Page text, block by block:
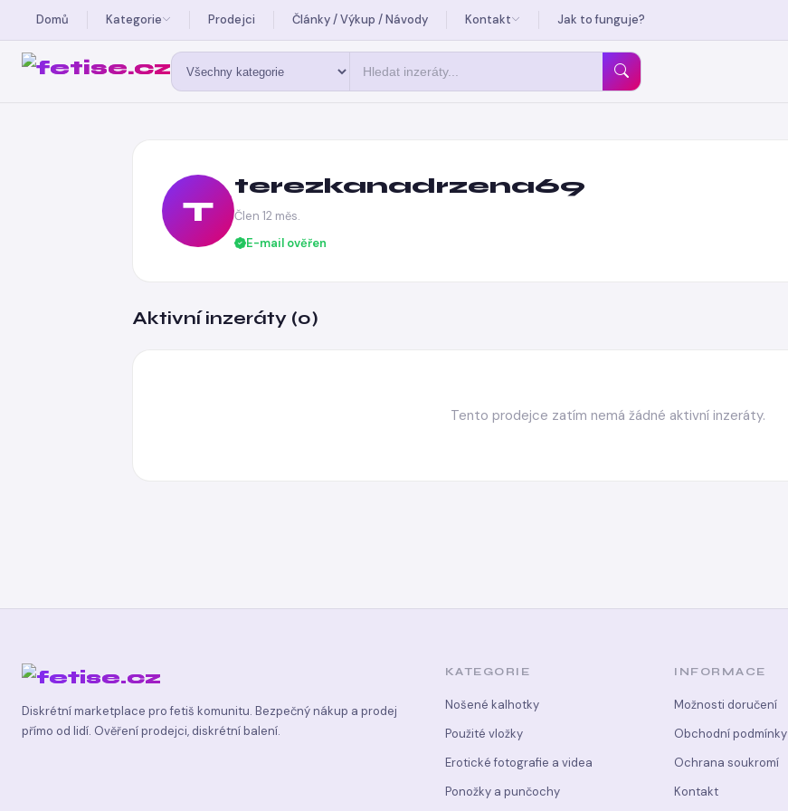
Domů Kategorie Prodejci Články / Výkup / Návody Kontakt Jak to funguje?
T
terezkanadrzena69
Člen 12 měs.
E-mail ověřen
Aktivní inzeráty (0)
Tento prodejce zatím nemá žádné aktivní inzeráty.
Diskrétní marketplace pro fetiš komunitu. Bezpečný nákup a prodej
přímo od lidí. Ověření prodejci, diskrétní balení.
KATEGORIE
Nošené kalhotky
Použité vložky
Erotické fotografie a videa
Ponožky a punčochy
INFORMACE
Možnosti doručení
Obchodní podmínky
Ochrana soukromí
Kontakt